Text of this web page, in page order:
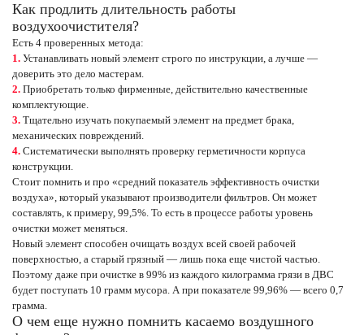
Как продлить длительность работы
воздухоочистителя?
Есть 4 проверенных метода:
Устанавливать новый элемент строго по инструкции, а лучше —
доверить это дело мастерам.
Приобретать только фирменные, действительно качественные
комплектующие.
Тщательно изучать покупаемый элемент на предмет брака,
механических повреждений.
Систематически выполнять проверку герметичности корпуса
конструкции.
Стоит помнить и про «средний показатель эффективность очистки
воздуха», который указывают производители фильтров. Он может
составлять, к примеру, 99,5%. То есть в процессе работы уровень
очистки может меняться.
Новый элемент способен очищать воздух всей своей рабочей
поверхностью, а старый грязный — лишь пока еще чистой частью.
Поэтому даже при очистке в 99% из каждого килограмма грязи в ДВС
будет поступать 10 грамм мусора. А при показателе 99,96% — всего 0,7
грамма.
О чем еще нужно помнить касаемо воздушного